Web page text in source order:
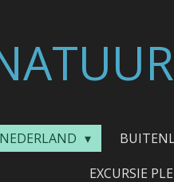
NEDERLAND
EXCURSIE